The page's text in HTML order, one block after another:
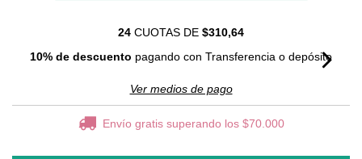
24 CUOTAS DE $310,64
10% de descuento pagando con Transferencia o depósito
Ver medios de pago
Envío gratis superando los $70.000